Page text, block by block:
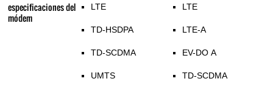
especificaciones del
módem
LTE
TD-HSDPA
TD-SCDMA
UMTS
LTE
LTE-A
EV-DO A
TD-SCDMA